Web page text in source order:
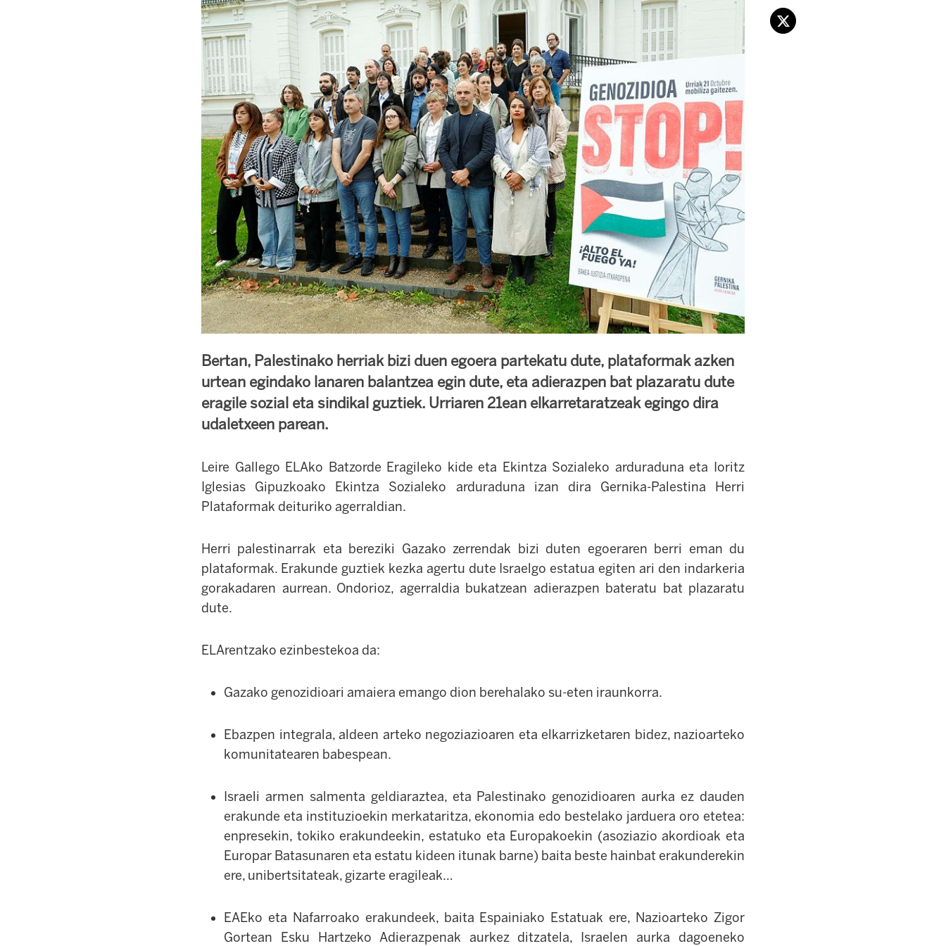
Bertan, Palestinako herriak bizi duen egoera partekatu dute, plataformak azken
urtean egindako lanaren balantzea egin dute, eta adierazpen bat plazaratu dute
eragile sozial eta sindikal guztiek. Urriaren 21ean elkarretaratzeak egingo dira
udaletxeen parean.
Leire Gallego ELAko Batzorde Eragileko kide eta Ekintza Sozialeko arduraduna eta Ioritz
Iglesias Gipuzkoako Ekintza Sozialeko arduraduna izan dira Gernika-Palestina Herri
Plataformak deituriko agerraldian.
Herri palestinarrak eta bereziki Gazako zerrendak bizi duten egoeraren berri eman du
plataformak. Erakunde guztiek kezka agertu dute Israelgo estatua egiten ari den indarkeria
gorakadaren aurrean. Ondorioz, agerraldia bukatzean adierazpen bateratu bat plazaratu
dute.
ELArentzako ezinbestekoa da:
Gazako genozidioari amaiera emango dion berehalako su-eten iraunkorra.
Ebazpen integrala, aldeen arteko negoziazioaren eta elkarrizketaren bidez, nazioarteko
komunitatearen babespean.
Israeli armen salmenta geldiaraztea, eta Palestinako genozidioaren aurka ez dauden
erakunde eta instituzioekin merkataritza, ekonomia edo bestelako jarduera oro etetea:
enpresekin, tokiko erakundeekin, estatuko eta Europakoekin (asoziazio akordioak eta
Europar Batasunaren eta estatu kideen itunak barne) baita beste hainbat erakunderekin
ere, unibertsitateak, gizarte eragileak…
EAEko eta Nafarroako erakundeek, baita Espainiako Estatuak ere, Nazioarteko Zigor
Gortean Esku Hartzeko Adierazpenak aurkez ditzatela, Israelen aurka dagoeneko